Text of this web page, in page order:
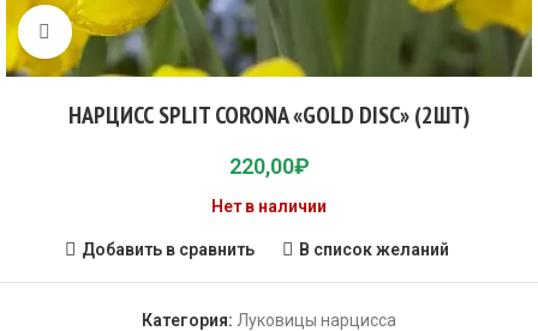
Click to enlarge
НАРЦИСС SPLIT CORONA «GOLD DISC» (2ШТ)
220,00₽
Нет в наличии
Добавить в сравнить В список желаний
Категория: Луковицы нарцисса